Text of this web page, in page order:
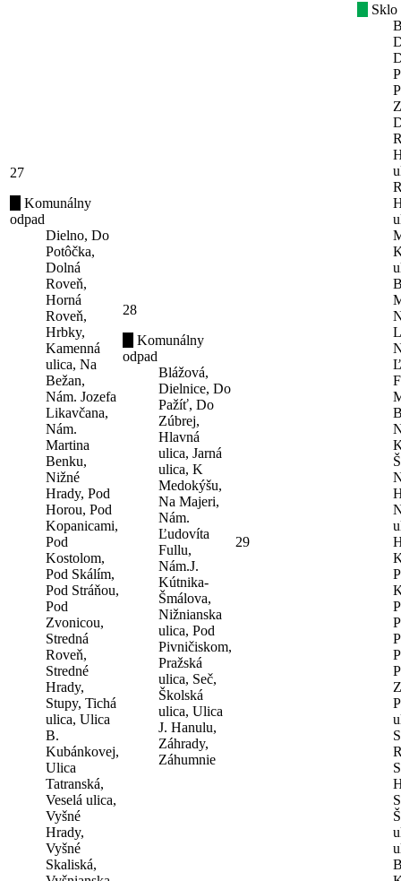
27
Komunálny
odpad
Dielno, Do
Potôčka,
Dolná
Roveň,
Horná
Roveň,
Hrbky,
Kamenná
ulica, Na
Bežan,
Nám. Jozefa
Likavčana,
Nám.
Martina
Benku,
Nižné
Hrady, Pod
Horou, Pod
Kopanicami,
Pod
Kostolom,
Pod Skálím,
Pod Stráňou,
Pod
Zvonicou,
Stredná
Roveň,
Stredné
Hrady,
Stupy, Tichá
ulica, Ulica
B.
Kubánkovej,
Ulica
Tatranská,
Veselá ulica,
Vyšné
Hrady,
Vyšné
Skaliská,
28
Komunálny
odpad
Blážová,
Dielnice, Do
Pažíť, Do
Zúbrej,
Hlavná
ulica, Jarná
ulica, K
Medokýšu,
Na Majeri,
Nám.
Ľudovíta
Fullu,
Nám.J.
Kútnika-
Šmálova,
Nižnianska
ulica, Pod
Pivničiskom,
Pražská
ulica, Seč,
Školská
ulica, Ulica
J. Hanulu,
Záhrady,
Záhumnie
29
Sklo